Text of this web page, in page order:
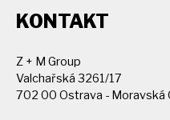
KONTAKT
Z + M Group
Valchařská 3261/17
702 00 Ostrava - Moravská